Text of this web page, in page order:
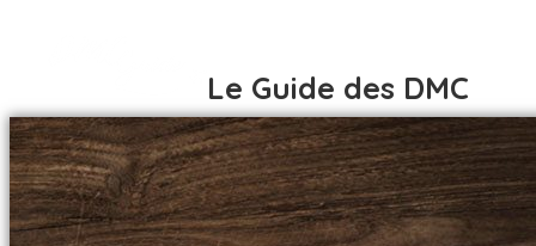
Le Guide des DMC
ACCUEIL
DESTINATIONS